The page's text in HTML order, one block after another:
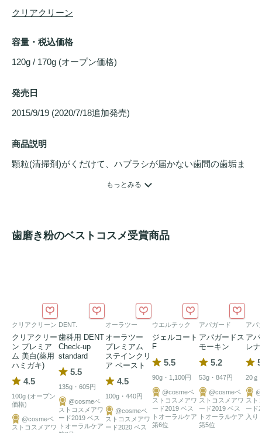
クリアクリーン
容量・税込価格
120g / 170g (オープン価格)
発売日
2015/9/19 (2020/7/18追加発売)
商品説明
顆粒(清掃剤)がくだけて、ハブラシが届かない歯間の歯垢ま
もっとみる
歯磨き粉のベストコスメ受賞商品
クリアクリーン
クリアクリー
ン プレミア
ム 美白(薬用
ハミガキ)
4.5
100g (オープン
価格)
@cosmeベ
ストコスメアワ
DENT.
歯科用 DENT
Check-up
standard
5.5
135g・605円
@cosmeベ
ストコスメアワ
ード2019 ベス
トオーラルケア
オーラツー
オーラツー
プレミアム
ステインクリ
ア ペースト
4.5
100g・440円
@cosmeベ
ストコスメアワ
ード2020 ベス
ウエルテック
ジェルコート
F
5.5
90g・1,100円
@cosmeベ
ストコスメアワ
ード2019 ベス
トオーラルケア
第6位
アパガード
アパガードス
モーキン
5.2
53g・847円
@cosmeベ
ストコスメアワ
ード2019 ベス
トオーラルケア
第5位
アパ
ア
レナ
20ｇ
スト
ード
入り